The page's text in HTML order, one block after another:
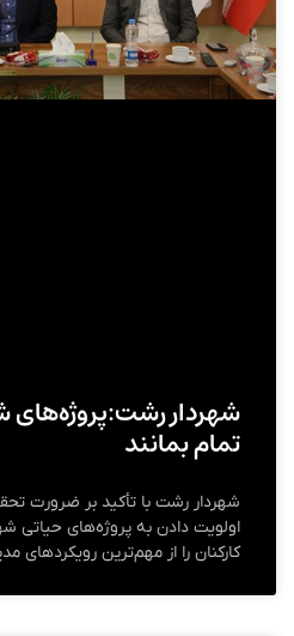
شهردار رشت:پروژه‌‌های
تمام بمانند
شهردار رشت با تأکید بر ضرورت
اولویت‌ دادن به پروژه‌های حیاتی
کارکنان را از مهم‌ترین